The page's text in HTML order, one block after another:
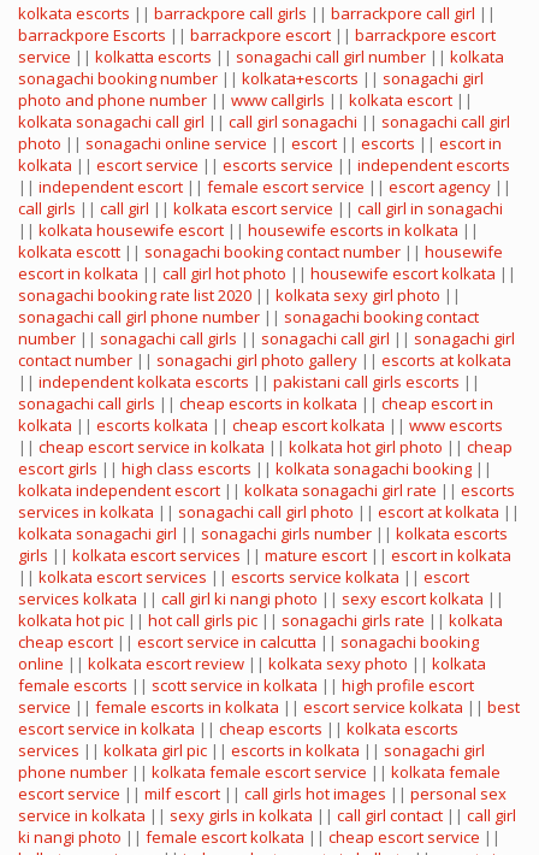
kolkata escorts || barrackpore call girls || barrackpore call girl ||
barrackpore Escorts || barrackpore escort || barrackpore escort
service || kolkatta escorts || sonagachi call girl number || kolkata
sonagachi booking number || kolkata+escorts || sonagachi girl
photo and phone number || www callgirls || kolkata escort ||
kolkata sonagachi call girl || call girl sonagachi || sonagachi call girl
photo || sonagachi online service || escort || escorts || escort in
kolkata || escort service || escorts service || independent escorts
|| independent escort || female escort service || escort agency ||
call girls || call girl || kolkata escort service || call girl in sonagachi
|| kolkata housewife escort || housewife escorts in kolkata ||
kolkata escott || sonagachi booking contact number || housewife
escort in kolkata || call girl hot photo || housewife escort kolkata ||
sonagachi booking rate list 2020 || kolkata sexy girl photo ||
sonagachi call girl phone number || sonagachi booking contact
number || sonagachi call girls || sonagachi call girl || sonagachi girl
contact number || sonagachi girl photo gallery || escorts at kolkata
|| independent kolkata escorts || pakistani call girls escorts ||
sonagachi call girls || cheap escorts in kolkata || cheap escort in
kolkata || escorts kolkata || cheap escort kolkata || www escorts
|| cheap escort service in kolkata || kolkata hot girl photo || cheap
escort girls || high class escorts || kolkata sonagachi booking ||
kolkata independent escort || kolkata sonagachi girl rate || escorts
services in kolkata || sonagachi call girl photo || escort at kolkata ||
kolkata sonagachi girl || sonagachi girls number || kolkata escorts
girls || kolkata escort services || mature escort || escort in kolkata
|| kolkata escort services || escorts service kolkata || escort
services kolkata || call girl ki nangi photo || sexy escort kolkata ||
kolkata hot pic || hot call girls pic || sonagachi girls rate || kolkata
cheap escort || escort service in calcutta || sonagachi booking
online || kolkata escort review || kolkata sexy photo || kolkata
female escorts || scott service in kolkata || high profile escort
service || female escorts in kolkata || escort service kolkata || best
escort service in kolkata || cheap escorts || kolkata escorts
services || kolkata girl pic || escorts in kolkata || sonagachi girl
phone number || kolkata female escort service || kolkata female
escort service || milf escort || call girls hot images || personal sex
service in kolkata || sexy girls in kolkata || call girl contact || call girl
ki nangi photo || female escort kolkata || cheap escort service ||